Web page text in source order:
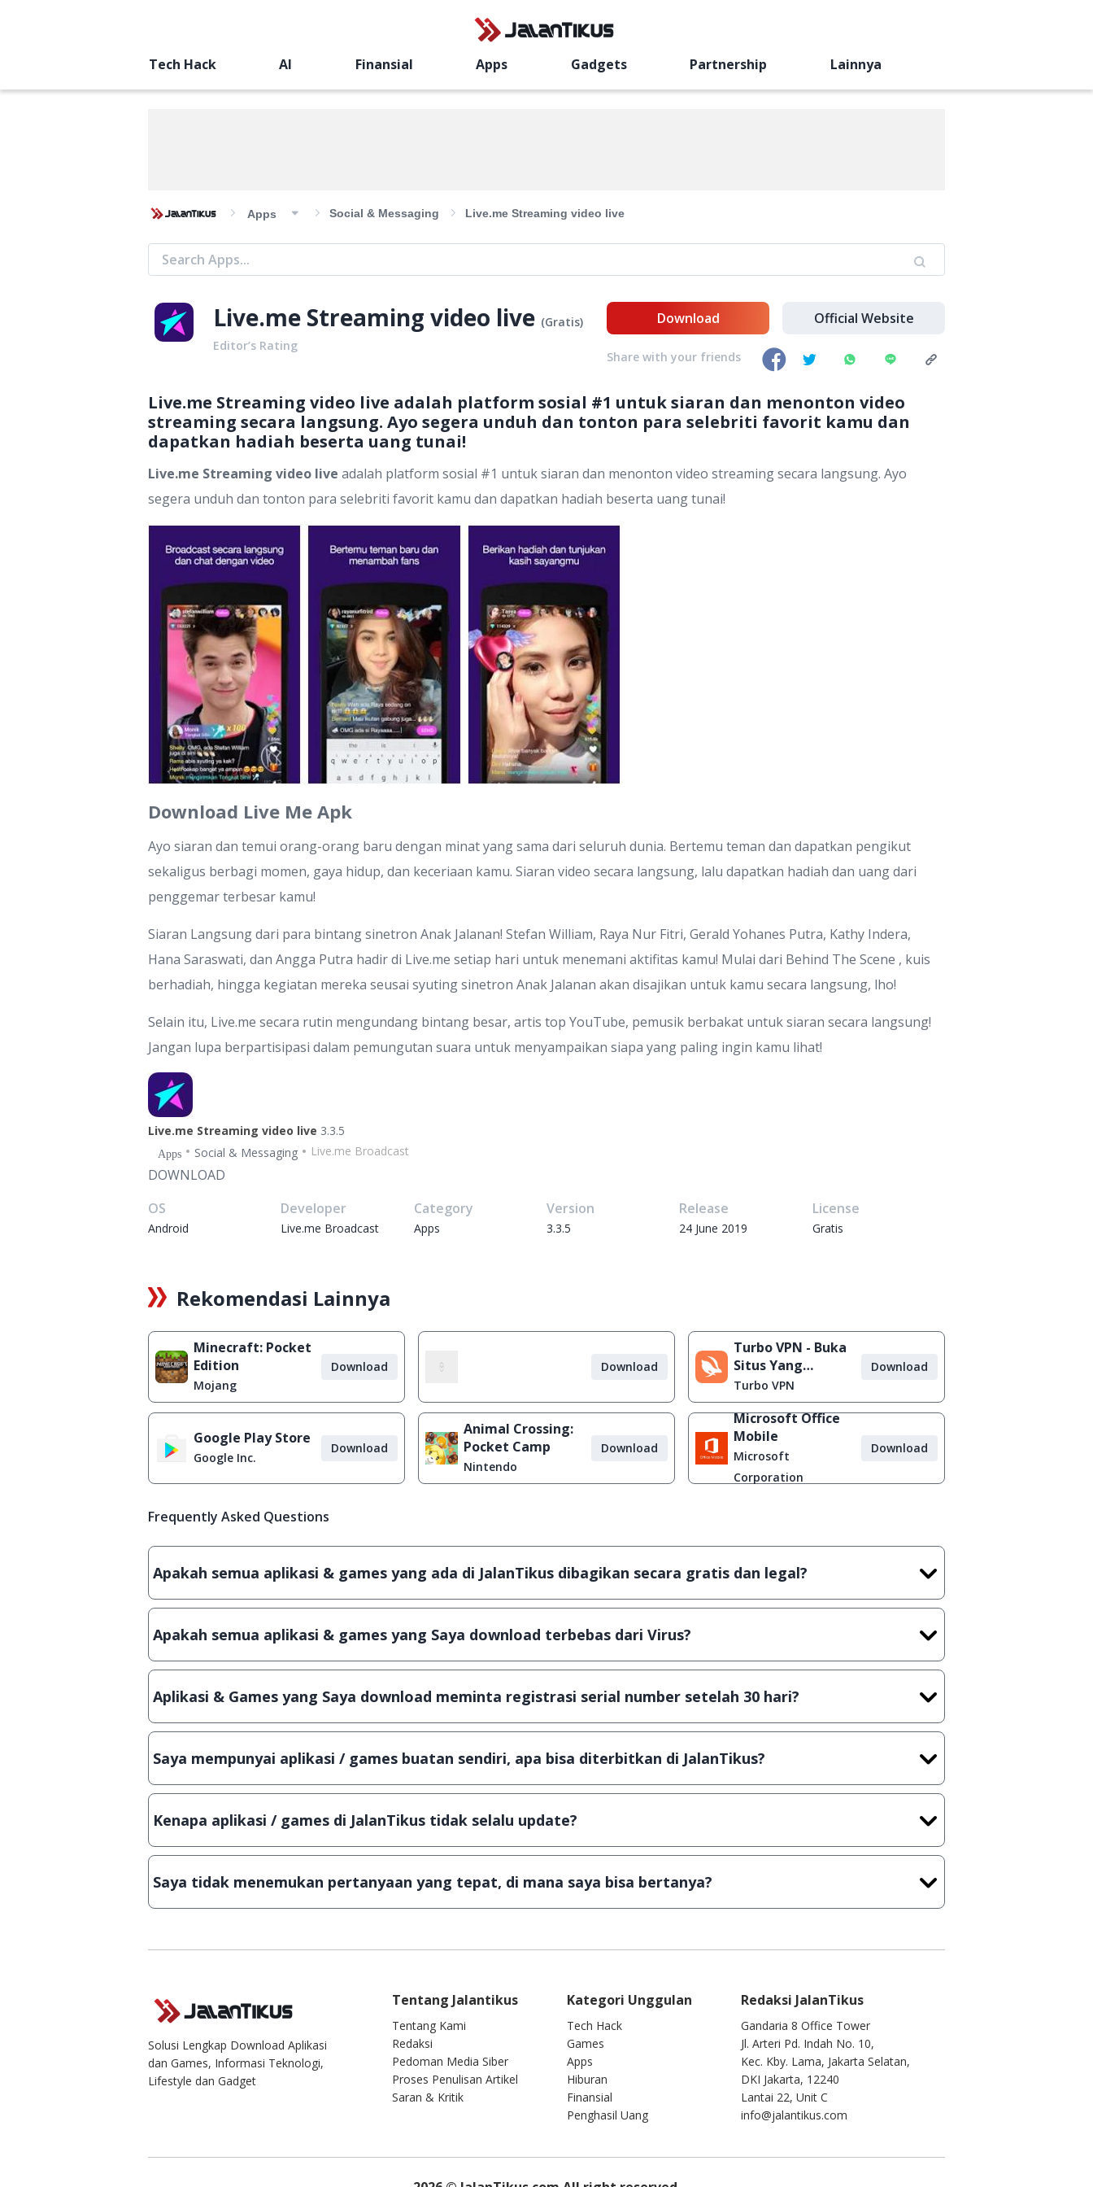
Tech Hack AI Finansial Apps Gadgets Partnership Lainnya
Apps Social & Messaging Live.me Streaming video live
Live.me Streaming video live (Gratis)
Editor’s Rating
Live.me Streaming video live adalah platform sosial #1 untuk siaran dan menonton video
streaming secara langsung. Ayo segera unduh dan tonton para selebriti favorit kamu dan
dapatkan hadiah beserta uang tunai!
Live.me Streaming video live adalah platform sosial #1 untuk siaran dan menonton video streaming secara langsung. Ayo
segera unduh dan tonton para selebriti favorit kamu dan dapatkan hadiah beserta uang tunai!
Download Live Me Apk
Ayo siaran dan temui orang-orang baru dengan minat yang sama dari seluruh dunia. Bertemu teman dan dapatkan pengikut
sekaligus berbagi momen, gaya hidup, dan keceriaan kamu. Siaran video secara langsung, lalu dapatkan hadiah dan uang dari
penggemar terbesar kamu!
Siaran Langsung dari para bintang sinetron Anak Jalanan! Stefan William, Raya Nur Fitri, Gerald Yohanes Putra, Kathy Indera,
Hana Saraswati, dan Angga Putra hadir di Live.me setiap hari untuk menemani aktifitas kamu! Mulai dari Behind The Scene , kuis
berhadiah, hingga kegiatan mereka seusai syuting sinetron Anak Jalanan akan disajikan untuk kamu secara langsung, lho!
Selain itu, Live.me secara rutin mengundang bintang besar, artis top YouTube, pemusik berbakat untuk siaran secara langsung!
Jangan lupa berpartisipasi dalam pemungutan suara untuk menyampaikan siapa yang paling ingin kamu lihat!
Live.me Streaming video live 3.3.5
Apps Social & Messaging Live.me Broadcast
DOWNLOAD
OS
Android
Developer
Live.me Broadcast
Category
Apps
Version
3.3.5
Release
24 June 2019
License
Gratis
Download Official Website
Share with your friends
Rekomendasi Lainnya
Minecraft: Pocket
Edition
Mojang
Download Download
Turbo VPN - Buka
Situs Yang
Diblokir
Turbo VPN
Download
Google Play Store
Google Inc.
Download
Animal Crossing:
Pocket Camp
Nintendo
Download
Microsoft Office
Mobile
Microsoft
Corporation
Download
Frequently Asked Questions
Apakah semua aplikasi & games yang ada di JalanTikus dibagikan secara gratis dan legal?
Ya, JalanTikus hanya membagikan aplikasi & games yang gratis (Freeware) dan legal, dalam artian tidak (bajakan) hasil crack,
Apakah semua aplikasi & games yang Saya download terbebas dari Virus?
Ya, JalanTikus selalu melakukan scanning dengan 3 jenis Antivirus (Kaspersky, AVG & Avast) sebelum menerbitkan suatu
Aplikasi & Games yang Saya download meminta registrasi serial number setelah 30 hari?
Meskipun dibagikan secara gratis, namun ada beberapa aplikasi & games yang dibagikan secara Shareware, dalam arti hanya
Saya mempunyai aplikasi / games buatan sendiri, apa bisa diterbitkan di JalanTikus?
Tentu saja bisa. Silahkan kirim email keinfo@jalantikus.comdengan menyertakan Nama Aplikasi/Games, Deskripsi serta
Kenapa aplikasi / games di JalanTikus tidak selalu update?
Demi menjaga kualitas aplikasi dan games yang ada di JalanTikus, hingga saat ini kita masih melakukan upload-download
Saya tidak menemukan pertanyaan yang tepat, di mana saya bisa bertanya?
Kami dengan senang hati menjawab setiap pertanyaan yang masuk. Kirim pertanyaan kamu keinfo@jalantikus.com
Solusi Lengkap Download Aplikasi
dan Games, Informasi Teknologi,
Lifestyle dan Gadget
Redaksi JalanTikus
Gandaria 8 Office Tower
Jl. Arteri Pd. Indah No. 10,
Kec. Kby. Lama, Jakarta Selatan,
DKI Jakarta, 12240
Lantai 22, Unit C
info@jalantikus.com
Tentang Jalantikus
Tentang Kami
Redaksi
Pedoman Media Siber
Proses Penulisan Artikel
Saran & Kritik
Kategori Unggulan
Tech Hack
Games
Apps
Hiburan
Finansial
Penghasil Uang